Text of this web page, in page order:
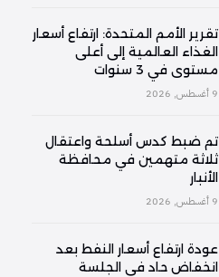
تقرير الأمم المتحدة: ارتفاع أسعار
الغذاء العالمية إلى أعلى
مستوى في 3 سنوات
9 أغسطس, 2026
تم ضبط كدس أسلحة واعتقال
ثلاثة متهمين في محافظة
الأنبار
9 أغسطس, 2026
عودة ارتفاع أسعار النفط بعد
انخفاض حاد في الجلسة